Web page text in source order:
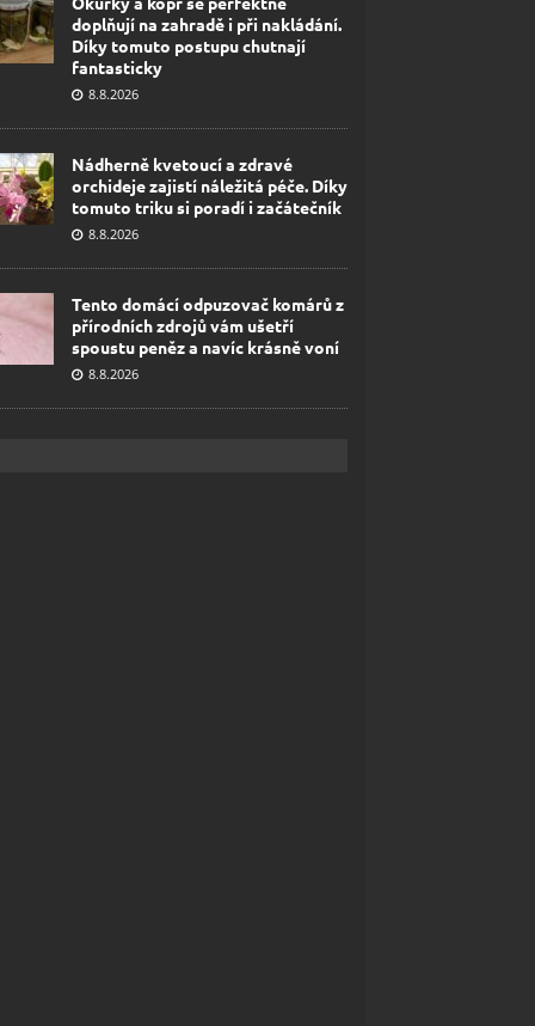
doplňují na zahradě i při nakládání.
Díky tomuto postupu chutnají
fantasticky
8.8.2026
Nádherně kvetoucí a zdravé
orchideje zajistí náležitá péče. Díky
tomuto triku si poradí i začátečník
8.8.2026
Tento domácí odpuzovač komárů z
přírodních zdrojů vám ušetří
spoustu peněz a navíc krásně voní
8.8.2026